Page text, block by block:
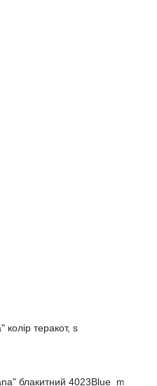
теракот, s